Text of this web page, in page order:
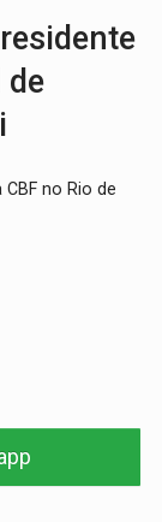
de
no Rio de